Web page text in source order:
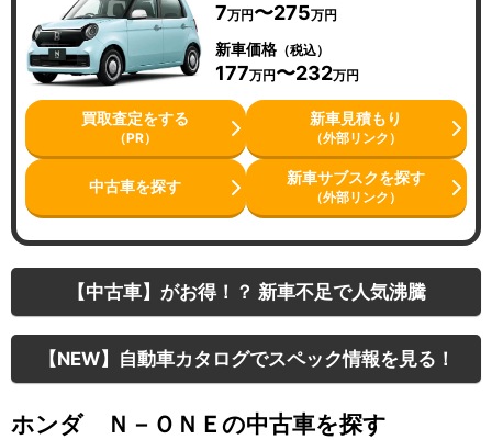
7万円〜275万円
新車価格（税込）
177万円〜232万円
買取査定をする
（PR）
新車見積もり
（外部リンク）
中古車を探す 新車サブスクを探す
（外部リンク）
【中古車】がお得！？ 新車不足で人気沸騰
【NEW】自動車カタログでスペック情報を見る！
ホンダ Ｎ－ＯＮＥの中古車を探す